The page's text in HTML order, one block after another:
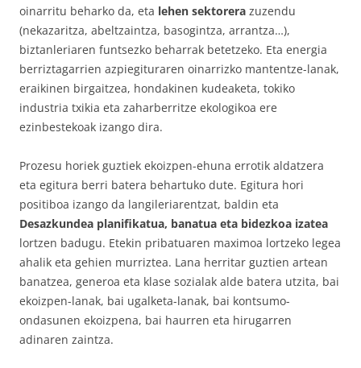
oinarritu beharko da, eta lehen sektorera zuzendu
(nekazaritza, abeltzaintza, basogintza, arrantza…),
biztanleriaren funtsezko beharrak betetzeko. Eta energia
berriztagarrien azpiegituraren oinarrizko mantentze-lanak,
eraikinen birgaitzea, hondakinen kudeaketa, tokiko
industria txikia eta zaharberritze ekologikoa ere
ezinbestekoak izango dira.
Prozesu horiek guztiek ekoizpen-ehuna errotik aldatzera
eta egitura berri batera behartuko dute. Egitura hori
positiboa izango da langileriarentzat, baldin eta
Desazkundea planifikatua, banatua eta bidezkoa izatea
lortzen badugu. Etekin pribatuaren maximoa lortzeko legea
ahalik eta gehien murriztea. Lana herritar guztien artean
banatzea, generoa eta klase sozialak alde batera utzita, bai
ekoizpen-lanak, bai ugalketa-lanak, bai kontsumo-
ondasunen ekoizpena, bai haurren eta hirugarren
adinaren zaintza.